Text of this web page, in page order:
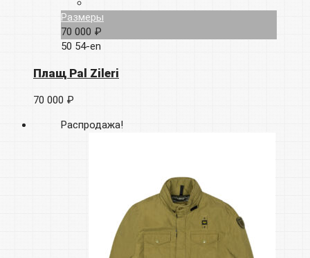
Размеры
70 000 ₽
50 54-en
Плащ Pal Zileri
70 000 ₽
Распродажа!